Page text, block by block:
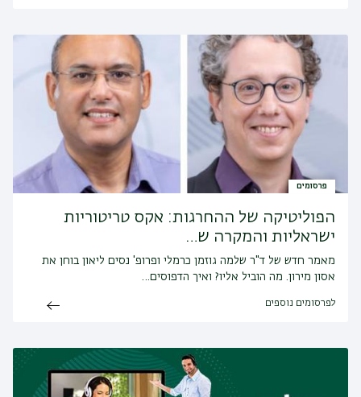
פרסומים
הפוליטיקה של ההחרגות: אקס טריטוריות
ישראליות והמקרה ש…
מאמר חדש של ד"ר שלמה גוזמן כרמלי ופרופ' נסים ליאון בוחן את
אסון מירון. מה הוביל אליו? ואיך הדפוסים…
לפרסומים נוספים